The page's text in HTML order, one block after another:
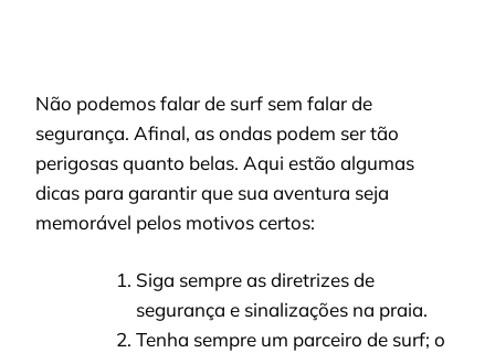
Não podemos falar de surf sem falar de
segurança. Afinal, as ondas podem ser tão
perigosas quanto belas. Aqui estão algumas
dicas para garantir que sua aventura seja
memorável pelos motivos certos:
Siga sempre as diretrizes de
segurança e sinalizações na praia.
Tenha sempre um parceiro de surf; o